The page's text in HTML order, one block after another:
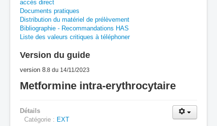
Q R
accès direct
Documents pratiques
Distribution du matériel de prélèvement
Bibliographie - Recommandations HAS
Liste des valeurs critiques à téléphoner
Version du guide
version 8.8 du 14/11/2023
Metformine intra-erythrocytaire
Détails
Catégorie : EXT